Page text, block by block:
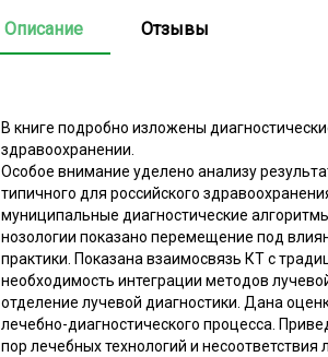
Описание Отзывы
В книге подробно изложены
здравоохранении.
Особое внимание уделено анализу
типичного для российского
муниципальные диагностические
нозологии показано перемещение под
практики. Показана взаимосвязь КТ с
необходимость интеграции методов
отделение лучевой диагностики. Дана
лечебно-диагностического процесса.
пор лечебных технологий и